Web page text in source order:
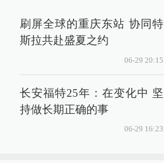
刷屏全球的重庆东站 协同特
斯拉共赴盛夏之约
06-29 20:15
长安福特25年：在变化中 坚
持做长期正确的事
06-29 16:23